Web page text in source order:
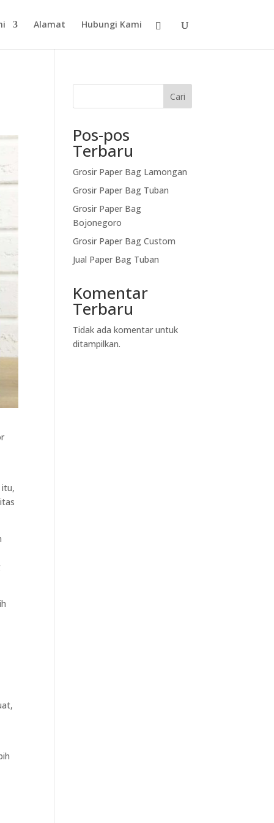
Alamat Hubungi Kami
itu,
Cari
Pos-pos
Terbaru
Grosir Paper Bag Lamongan
Grosir Paper Bag Tuban
Grosir Paper Bag
Bojonegoro
Grosir Paper Bag Custom
Jual Paper Bag Tuban
Komentar
Terbaru
Tidak ada komentar untuk
ditampilkan.